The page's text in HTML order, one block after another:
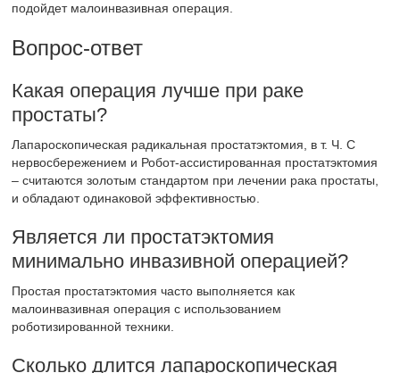
подойдет малоинвазивная операция.
Вопрос-ответ
Какая операция лучше при раке
простаты?
Лапароскопическая радикальная простатэктомия, в т. Ч. С
нервосбережением и Робот-ассистированная простатэктомия
– считаются золотым стандартом при лечении рака простаты,
и обладают одинаковой эффективностью.
Является ли простатэктомия
минимально инвазивной операцией?
Простая простатэктомия часто выполняется как
малоинвазивная операция с использованием
роботизированной техники.
Сколько длится лапароскопическая